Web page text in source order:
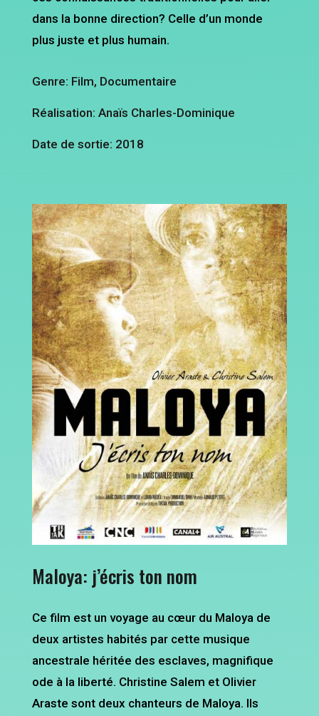
dans la bonne direction? Celle d’un monde
plus juste et plus humain.
Genre: Film, Documentaire
Réalisation: Anaïs Charles-Dominique
Date de sortie: 2018
Maloya: j’écris ton nom
Ce film est un voyage au cœur du Maloya de
deux artistes habités par cette musique
ancestrale héritée des esclaves, magnifique
ode à la liberté. Christine Salem et Olivier
Araste sont deux chanteurs de Maloya. Ils